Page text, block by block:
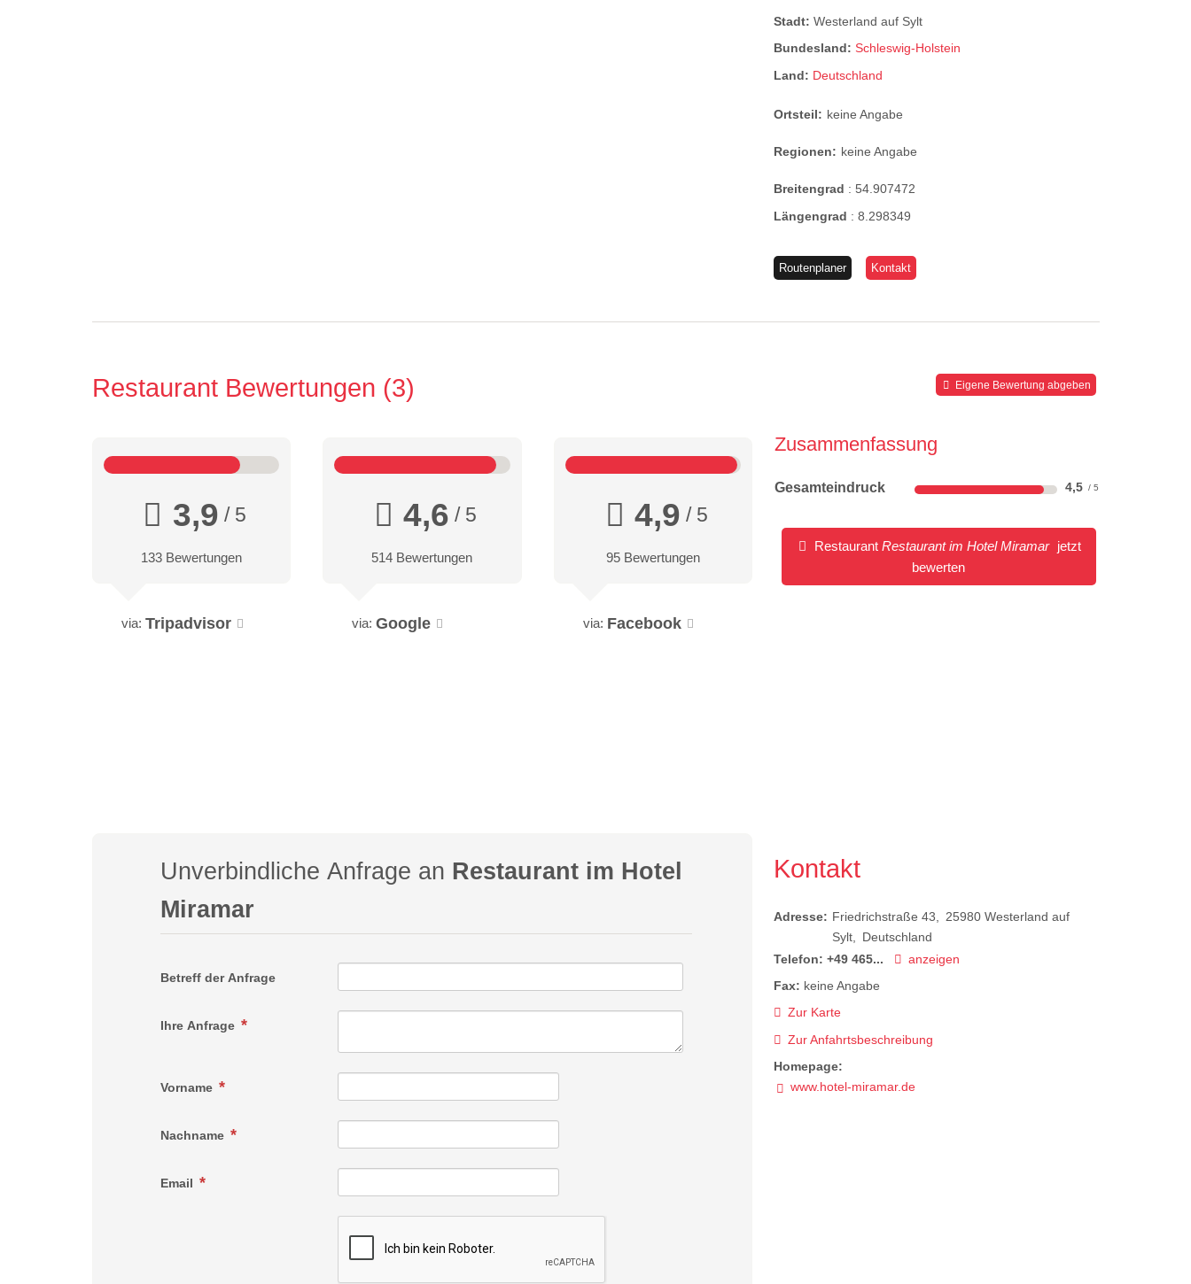
Stadt:Westerland auf Sylt
Bundesland:Schleswig-Holstein
Land: Deutschland
Ortsteil: keine Angabe
Regionen: keine Angabe
Breitengrad :54.907472
Längengrad :8.298349
Routenplaner Kontakt
Restaurant Bewertungen 3 Eigene Bewertung abgeben
Zusammenfassung
Gesamteindruck 4,5
Restaurant Restaurant im Hotel Miramar jetzt
bewerten
3,9 / 5
133 Bewertungen
via: Tripadvisor
4,6 / 5
514 Bewertungen
via: Google
4,9 / 5
95 Bewertungen
via: Facebook
Unverbindliche Anfrage an Restaurant im Hotel
Miramar
Betreff der Anfrage
Ihre Anfrage
Vorname
Nachname
Email
Kontakt
Adresse: Friedrichstraße 43 25980 Westerland auf
Sylt
Deutschland
Telefon: +49 465...
anzeigen
Fax: keine Angabe
Zur Karte
Zur Anfahrtsbeschreibung
Homepage:
www.hotel-miramar.de